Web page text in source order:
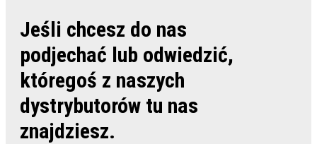
Jeśli chcesz do nas
podjechać lub odwiedzić,
któregoś z naszych
dystrybutorów tu nas
znajdziesz.